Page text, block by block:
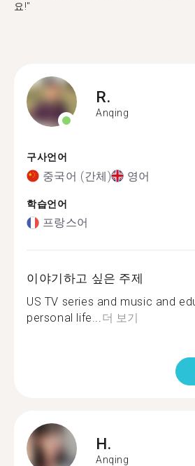
요!"
R.
Anqing
구사언어
중국어 (간체) 영어
학습언어
프랑스어
이야기하고 싶은 주제
US TV series and music and
personal life...더 보기
H.
Anqing